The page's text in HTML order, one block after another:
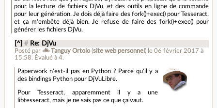
pour la lecture de fichiers DjVu, et des outils en ligne de commande
pour leur génération. Je dois déjà faire des fork()+exec() pour Tesseract,
et ça m'embête déjà bien. Je refuse de faire des fork()+exec() pour
générer les fichiers DjVu.
[^] # Re: DjVu
Posté par 🚲 Tanguy Ortolo(site web personnel ) le 06 février 2017 à
15:58. Évalué à 4.
Paperwork n'est-il pas en Python ? Parce qu'il y a
des bindings Python pour DjVuLibre.
Pour Tesseract, apparemment il y a une
libtesseract, mais je ne sais pas ce que ça vaut.